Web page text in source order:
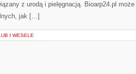
z urodą i pielęgnacją. Bioarp24.pl
jak […]
I WESELE